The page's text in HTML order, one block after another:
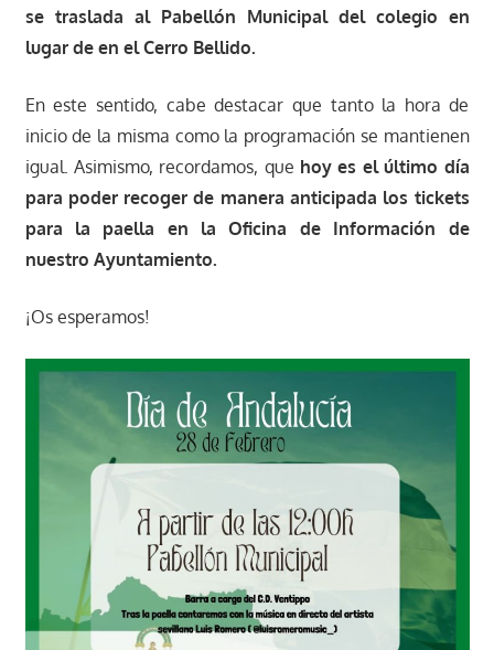
se traslada al Pabellón Municipal del colegio en
lugar de en el Cerro Bellido.
En este sentido, cabe destacar que tanto la hora de
inicio de la misma como la programación se mantienen
igual. Asimismo, recordamos, que hoy es el último día
para poder recoger de manera anticipada los tickets
para la paella en la Oficina de Información de
nuestro Ayuntamiento.
¡Os esperamos!